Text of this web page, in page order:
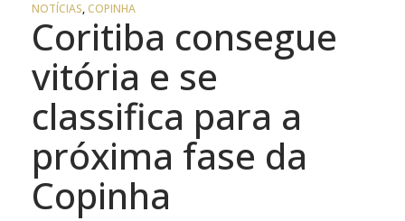
NOTÍCIAS,COPINHA
Coritiba consegue
vitória e se
classifica para a
próxima fase da
Copinha